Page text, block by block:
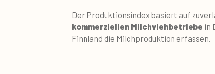
Der Produktionsindex basiert auf
kommerziellen Milchviehbetriebe in
Finnland die Milchproduktion erfassen.